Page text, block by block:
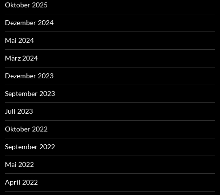
Oktober 2025
Dezember 2024
Mai 2024
März 2024
Dezember 2023
September 2023
Juli 2023
Oktober 2022
September 2022
Mai 2022
April 2022